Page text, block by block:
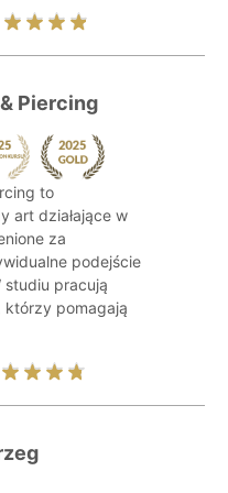
Piercing
to
art działające w
za
podejście
pracują
pomagają